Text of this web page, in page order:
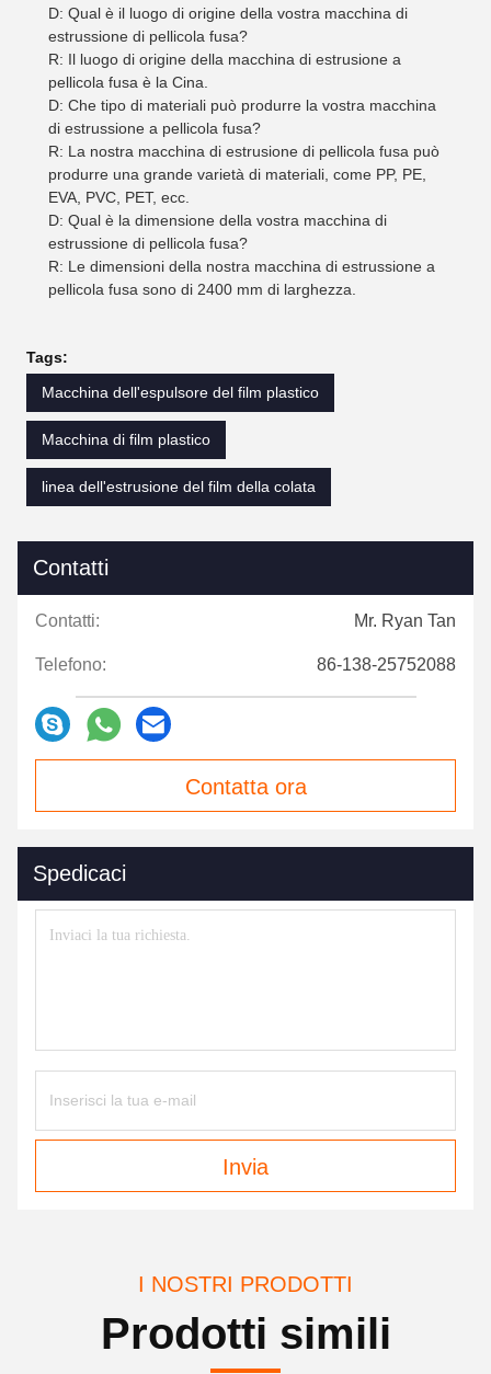
D: Qual è il luogo di origine della vostra macchina di
estrussione di pellicola fusa?
R: Il luogo di origine della macchina di estrusione a
pellicola fusa è la Cina.
D: Che tipo di materiali può produrre la vostra macchina
di estrussione a pellicola fusa?
R: La nostra macchina di estrusione di pellicola fusa può
produrre una grande varietà di materiali, come PP, PE,
EVA, PVC, PET, ecc.
D: Qual è la dimensione della vostra macchina di
estrussione di pellicola fusa?
R: Le dimensioni della nostra macchina di estrussione a
pellicola fusa sono di 2400 mm di larghezza.
Tags:
Macchina dell'espulsore del film plastico
Macchina di film plastico
linea dell'estrusione del film della colata
Contatti
Contatti: Mr. Ryan Tan
Telefono: 86-138-25752088
Contatta ora
Spedicaci
Invia
I NOSTRI PRODOTTI
Prodotti simili